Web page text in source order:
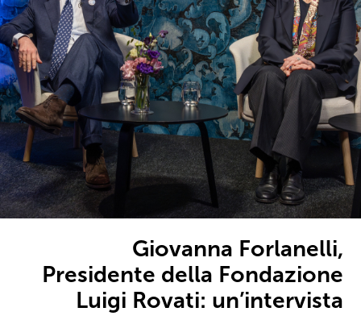
Giovanna Forlanelli,
Presidente della Fondazione
Luigi Rovati: un’intervista